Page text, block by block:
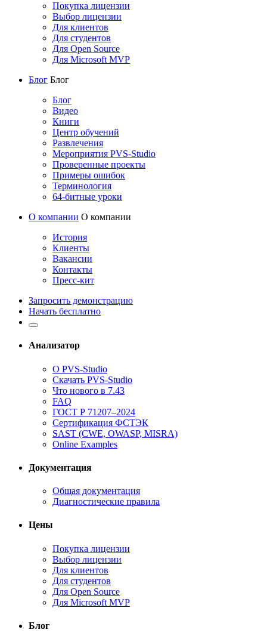
Покупка лицензии
Выбор лицензии
Для клиентов
Для студентов
Для Open Source
Для Microsoft MVP
Блог Блог
Блог
Видео
Книги
Центр обучений
Развлечения
Мероприятия PVS-Studio
Проверенные проекты
Примеры ошибок
Терминология
64-битные уроки
О компании О компании
История
Клиенты
Вакансии
Контакты
Пресс-кит
Запросить демонстрацию
Начать бесплатно
Анализатор
О PVS-Studio
Скачать PVS-Studio
Что нового в 7.43
FAQ
ГОСТ Р 71207–2024
Сертификация ФСТЭК
SAST (CWE, OWASP, MISRA)
Online Examples
Документация
Общая документация
Диагностические правила
Цены
Покупка лицензии
Выбор лицензии
Для клиентов
Для студентов
Для Open Source
Для Microsoft MVP
Блог